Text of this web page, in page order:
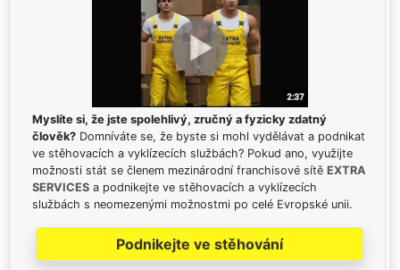
Myslíte si, že jste spolehlivý, zručný a fyzicky zdatný
člověk? Domníváte se, že byste si mohl vydělávat a podnikat
ve stěhovacích a vyklízecích službách? Pokud ano, využijte
možnosti stát se členem mezinárodní franchisové sítě EXTRA
SERVICES a podnikejte ve stěhovacích a vyklízecích
službách s neomezenými možnostmi po celé Evropské unii.
Podnikejte ve stěhování